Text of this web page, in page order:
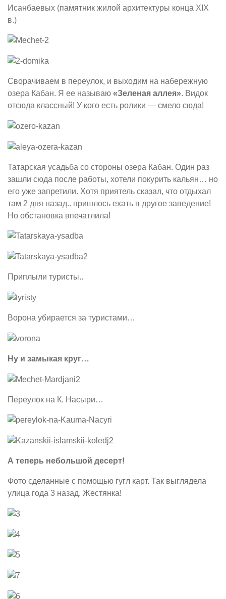
Исанбаевых (памятник жилой архитектуры конца XIX
в.)
Сворачиваем в переулок, и выходим на набережную
озера Кабан. Я ее называю «Зеленая аллея». Видок
отсюда классный! У кого есть ролики — смело сюда!
Татарская усадьба со стороны озера Кабан. Один раз
зашли сюда после работы, хотели покурить кальян… но
его уже запретили. Хотя приятель сказал, что отдыхал
там 2 дня назад.. пришлось ехать в другое заведение!
Но обстановка впечатлила!
Приплыли туристы..
Ворона убирается за туристами…
Ну и замыкая круг…
Переулок на К. Насыри…
А теперь небольшой десерт!
Фото сделанные с помощью гугл карт. Так выглядела
улица года 3 назад. Жестянка!